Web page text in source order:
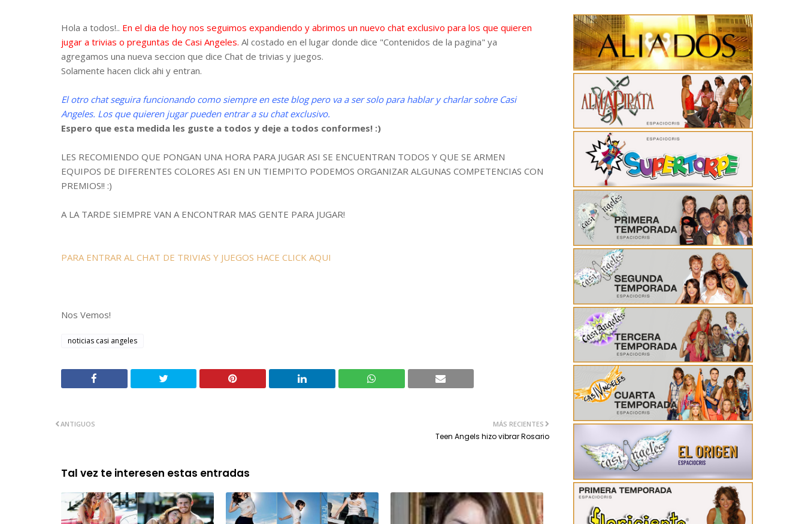
Hola a todos!.. En el dia de hoy nos seguimos expandiendo y abrimos un nuevo chat exclusivo para los que quieren
jugar a trivias o preguntas de Casi Angeles. Al costado en el lugar donde dice "Contenidos de la pagina" ya
agregamos una nueva seccion que dice Chat de trivias y juegos.
Solamente hacen click ahi y entran.
El otro chat seguira funcionando como siempre en este blog pero va a ser solo para hablar y charlar sobre Casi
Angeles. Los que quieren jugar pueden entrar a su chat exclusivo.
Espero que esta medida les guste a todos y deje a todos conformes! :)
LES RECOMIENDO QUE PONGAN UNA HORA PARA JUGAR ASI SE ENCUENTRAN TODOS Y QUE SE ARMEN
EQUIPOS DE DIFERENTES COLORES ASI EN UN TIEMPITO PODEMOS ORGANIZAR ALGUNAS COMPETENCIAS CON
PREMIOS!! :)
A LA TARDE SIEMPRE VAN A ENCONTRAR MAS GENTE PARA JUGAR!
PARA ENTRAR AL CHAT DE TRIVIAS Y JUEGOS HACE CLICK AQUI
Nos Vemos!
noticias casi angeles
MÁS RECIENTES
Teen Angels hizo vibrar Rosario
ANTIGUOS
Tal vez te interesen estas entradas